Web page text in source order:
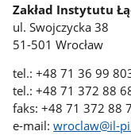
Zakład Instytutu
ul. Swojczycka 38
51-501 Wrocław
tel.: +48 71 36 99
tel.: +48 71 372 88
faks: +48 71 372 88
e-mail:wroclaw@il-